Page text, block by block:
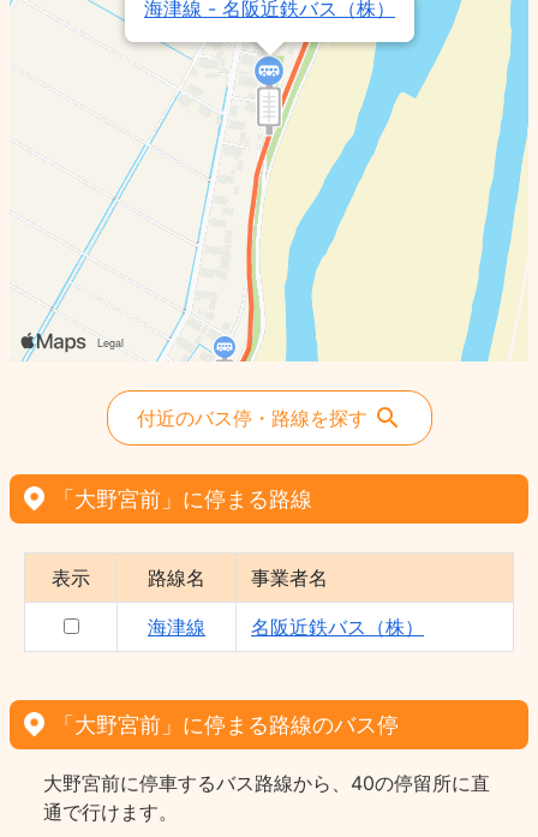
海津線 - 名阪近鉄バス（株）
付近のバス停・路線を探す
「大野宮前」に停まる路線
表示 路線名 事業者名
海津線 名阪近鉄バス（株）
「大野宮前」に停まる路線のバス停
大野宮前に停車するバス路線から、40の停留所に直
通で行けます。